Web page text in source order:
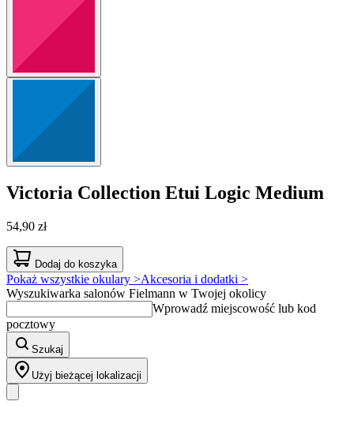
Victoria Collection Etui Logic Medium
54,90 zł
Dodaj do koszyka
Pokaż wszystkie okulary >Akcesoria i dodatki >
Wyszukiwarka salonów Fielmann w Twojej okolicy
Wprowadź miejscowość lub kod
pocztowy
Szukaj
Użyj bieżącej lokalizacji